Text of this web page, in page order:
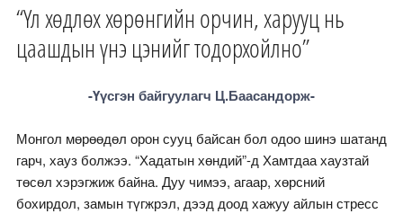
“Үл хөдлөх хөрөнгийн орчин, харууц нь
цаашдын үнэ цэнийг тодорхойлно”
-Үүсгэн байгуулагч Ц.Баасандорж-
Монгол мөрөөдөл орон сууц байсан бол одоо шинэ шатанд
гарч, хауз болжээ. “Хадатын хөндий”-д Хамтдаа хаузтай
төсөл хэрэгжиж байна. Дуу чимээ, агаар, хөрсний
бохирдол, замын түгжрэл, дээд доод хажуу айлын стресс